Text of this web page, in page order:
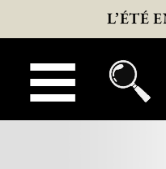
L’ÉTÉ